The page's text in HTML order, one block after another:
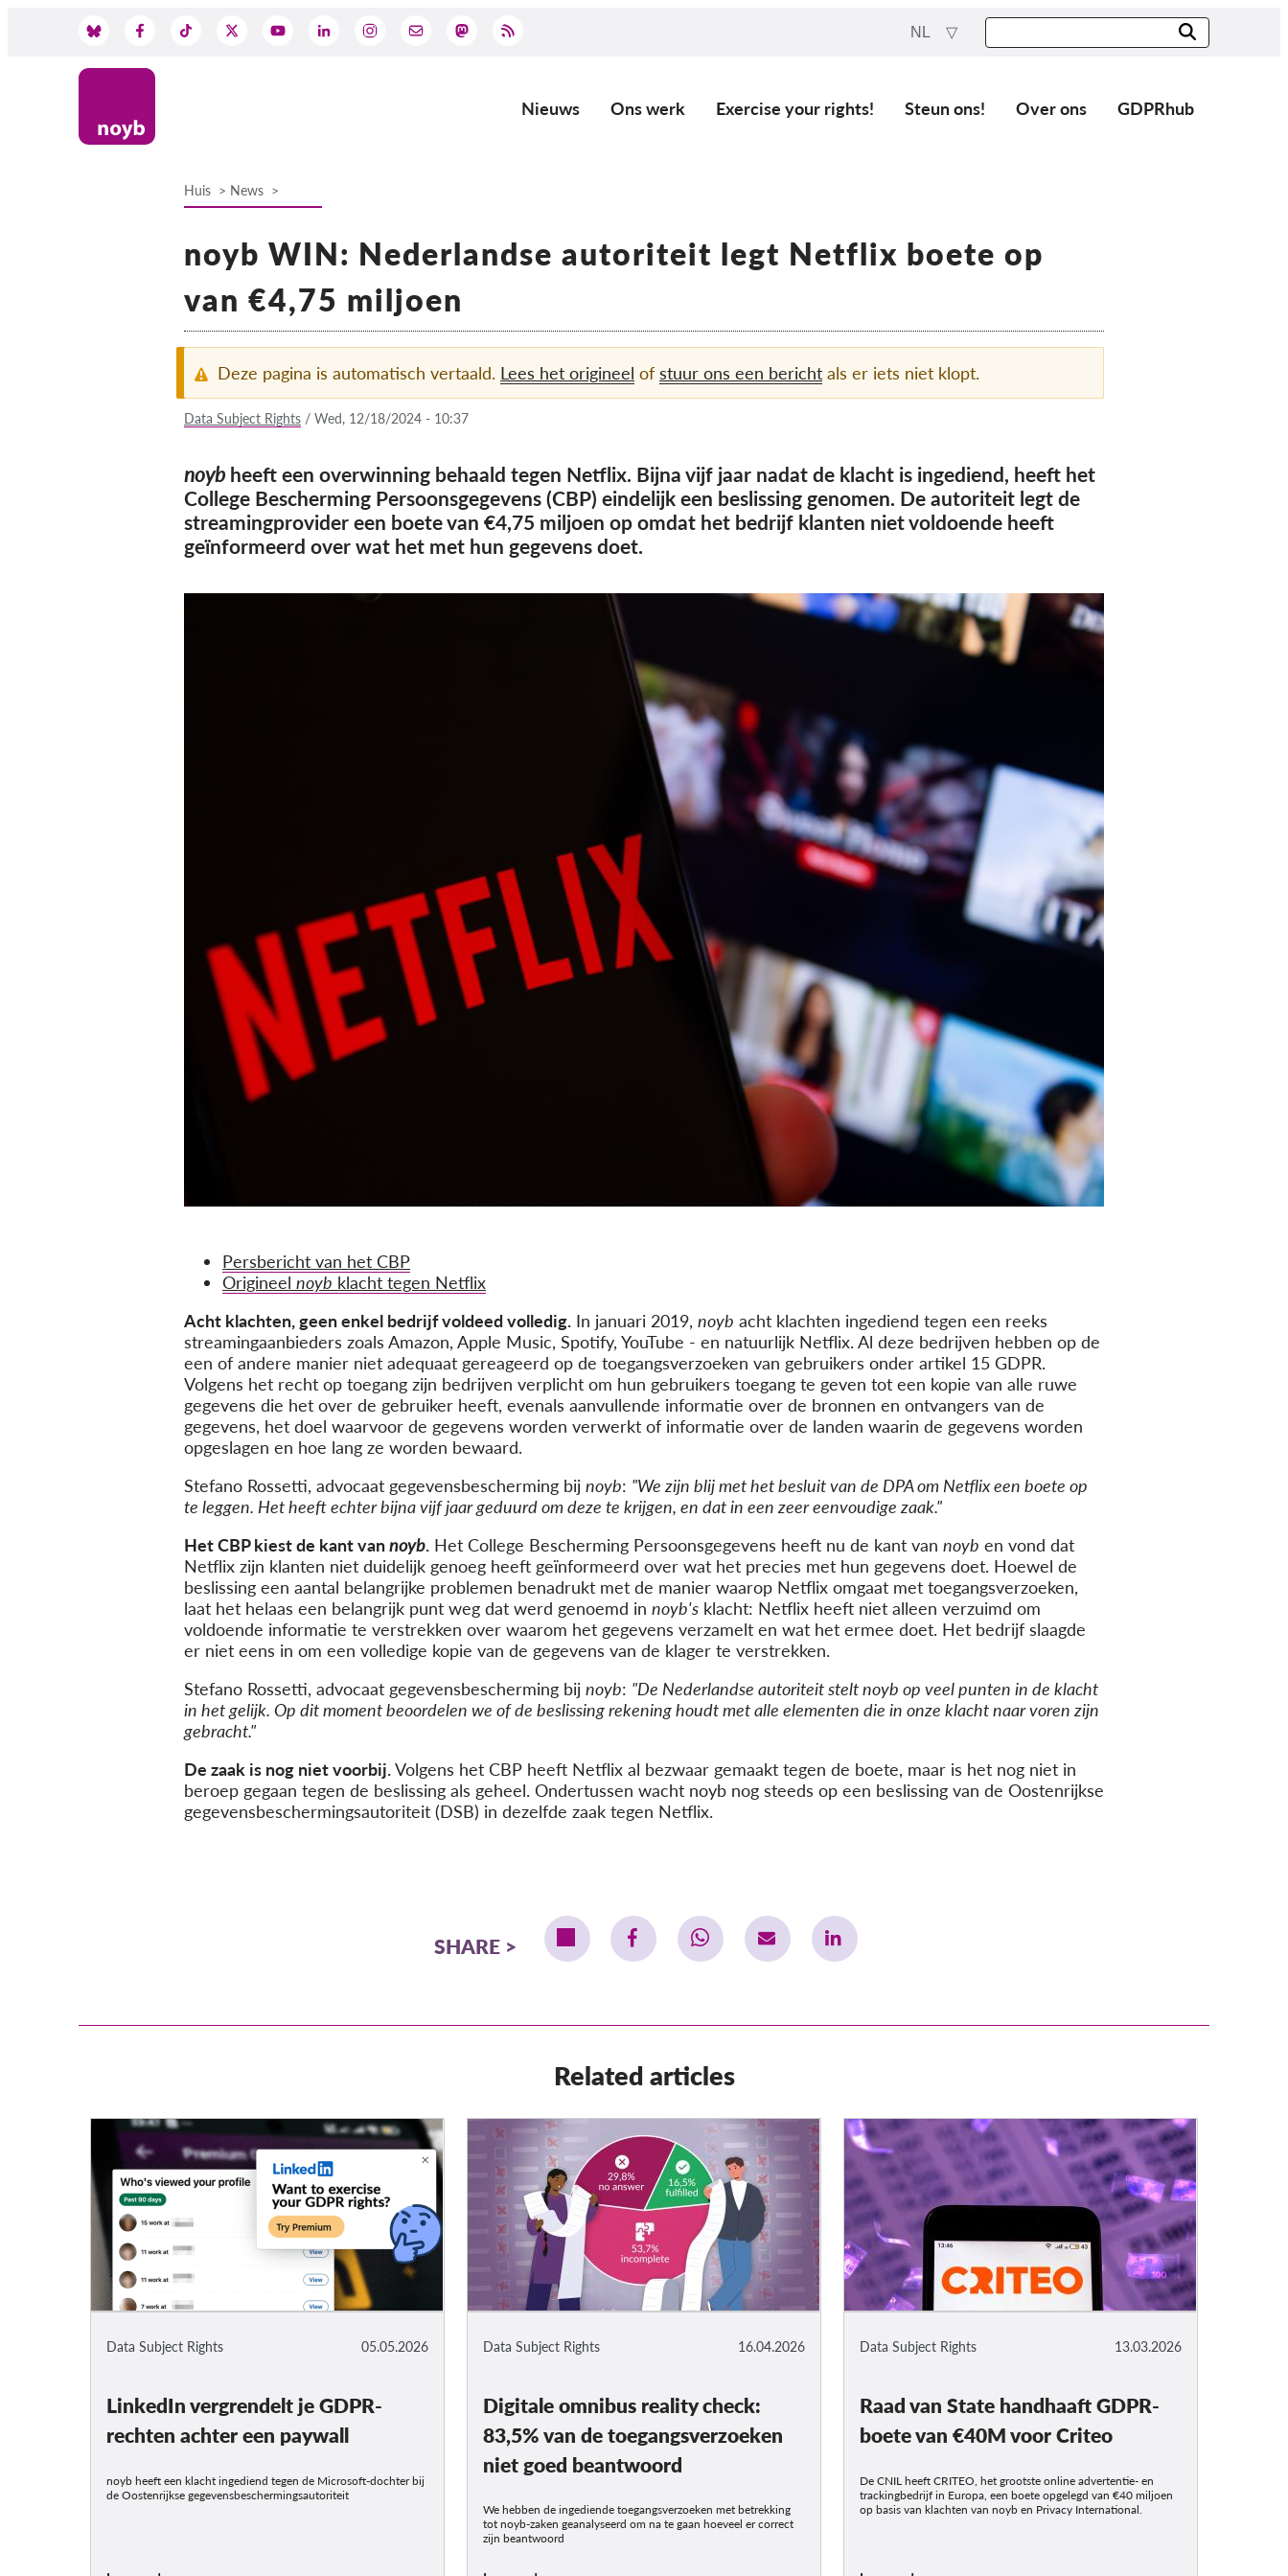
NL
Main
Nieuws Ons werk Exercise your rights! Steun ons! Over ons GDPRhub
Huis News
noyb WIN: Nederlandse autoriteit legt Netflix boete op
van €4,75 miljoen
Deze pagina is automatisch vertaald. Lees het origineel of stuur ons een bericht als er iets niet klopt.
Data Subject Rights / Wed, 12/18/2024 - 10:37
noybheeft een overwinning behaald tegen Netflix. Bijna vijf jaar nadat de klacht is ingediend, heeft het
College Bescherming Persoonsgegevens (CBP) eindelijk een beslissing genomen. De autoriteit legt de
streamingprovider een boete van €4,75 miljoen op omdat het bedrijf klanten niet voldoende heeft
geïnformeerd over wat het met hun gegevens doet.
Persbericht van het CBP
Origineel noyb klacht tegen Netflix
Acht klachten, geen enkel bedrijf voldeed volledig. In januari 2019, noyb acht klachten ingediend tegen een reeks
streamingaanbieders zoals Amazon, Apple Music, Spotify, YouTube - en natuurlijk Netflix. Al deze bedrijven hebben op de
een of andere manier niet adequaat gereageerd op de toegangsverzoeken van gebruikers onder artikel 15 GDPR.
Volgens het recht op toegang zijn bedrijven verplicht om hun gebruikers toegang te geven tot een kopie van alle ruwe
gegevens die het over de gebruiker heeft, evenals aanvullende informatie over de bronnen en ontvangers van de
gegevens, het doel waarvoor de gegevens worden verwerkt of informatie over de landen waarin de gegevens worden
opgeslagen en hoe lang ze worden bewaard.
Stefano Rossetti, advocaat gegevensbescherming bij noyb: "We zijn blij met het besluit van de DPA om Netflix een boete op
te leggen. Het heeft echter bijna vijf jaar geduurd om deze te krijgen, en dat in een zeer eenvoudige zaak."
Het CBP kiest de kant vannoyb. Het College Bescherming Persoonsgegevens heeft nu de kant van noyb en vond dat
Netflix zijn klanten niet duidelijk genoeg heeft geïnformeerd over wat het precies met hun gegevens doet. Hoewel de
beslissing een aantal belangrijke problemen benadrukt met de manier waarop Netflix omgaat met toegangsverzoeken,
laat het helaas een belangrijk punt weg dat werd genoemd in noyb's klacht: Netflix heeft niet alleen verzuimd om
voldoende informatie te verstrekken over waarom het gegevens verzamelt en wat het ermee doet. Het bedrijf slaagde
er niet eens in om een volledige kopie van de gegevens van de klager te verstrekken.
Stefano Rossetti, advocaat gegevensbescherming bij noyb: "De Nederlandse autoriteit stelt noyb op veel punten in de klacht
in het gelijk. Op dit moment beoordelen we of de beslissing rekening houdt met alle elementen die in onze klacht naar voren zijn
gebracht."
De zaak is nog niet voorbij.Volgens het CBP heeft Netflix al bezwaar gemaakt tegen de boete, maar is het nog niet in
beroep gegaan tegen de beslissing als geheel. Ondertussen wacht noyb nog steeds op een beslissing van de Oostenrijkse
gegevensbeschermingsautoriteit (DSB) in dezelfde zaak tegen Netflix.
SHARE
Related articles
05.05.2026
Data Subject Rights
LinkedIn vergrendelt je GDPR-
rechten achter een paywall
noyb heeft een klacht ingediend tegen de Microsoft-dochter bij
de Oostenrijkse gegevensbeschermingsautoriteit
16.04.2026
Data Subject Rights
Digitale omnibus reality check:
83,5% van de toegangsverzoeken
niet goed beantwoord
We hebben de ingediende toegangsverzoeken met betrekking
tot noyb-zaken geanalyseerd om na te gaan hoeveel er correct
zijn beantwoord
13.03.2026
Data Subject Rights
Raad van State handhaaft GDPR-
boete van €40M voor Criteo
De CNIL heeft CRITEO, het grootste online advertentie- en
trackingbedrijf in Europa, een boete opgelegd van €40 miljoen
op basis van klachten van noyb en Privacy International.